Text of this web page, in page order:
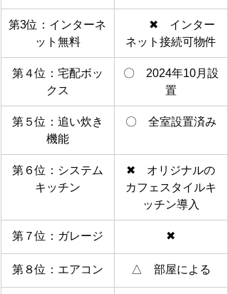
第3位：インターネ
ット無料
✖　インター
ネット接続可物件
第４位：宅配ボッ
クス
〇　2024年10月設
置
第５位：追い炊き
機能
〇　全室設置済み
第６位：システム
キッチン
✖　オリジナルの
カフェスタイルキ
ッチン導入
第７位：ガレージ ✖
第８位：エアコン △　部屋による